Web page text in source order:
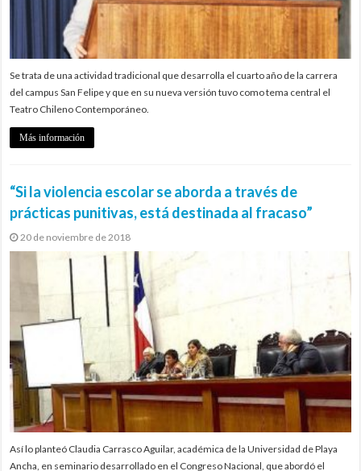
Se trata de una actividad tradicional que desarrolla el cuarto año de la carrera
del campus San Felipe y que en su nueva versión tuvo como tema central el
Teatro Chileno Contemporáneo.
Más información
“Si la violencia escolar se aborda a través de
prácticas punitivas, está destinada al fracaso”
20 de noviembre de 2018
Así lo planteó Claudia Carrasco Aguilar, académica de la Universidad de Playa
Ancha, en seminario desarrollado en el Congreso Nacional, que abordó el